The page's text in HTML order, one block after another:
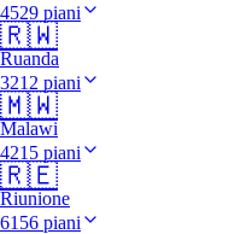
4529 piani
🇷🇼
Ruanda
3212 piani
🇲🇼
Malawi
4215 piani
🇷🇪
Riunione
6156 piani